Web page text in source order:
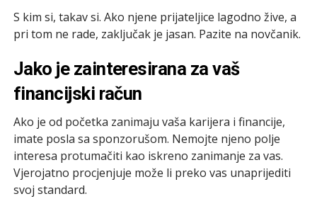
S kim si, takav si. Ako njene prijateljice lagodno žive, a
pri tom ne rade, zaključak je jasan. Pazite na novčanik.
Jako je zainteresirana za vaš
financijski račun
Ako je od početka zanimaju vaša karijera i financije,
imate posla sa sponzorušom. Nemojte njeno polje
interesa protumačiti kao iskreno zanimanje za vas.
Vjerojatno procjenjuje može li preko vas unaprijediti
svoj standard.